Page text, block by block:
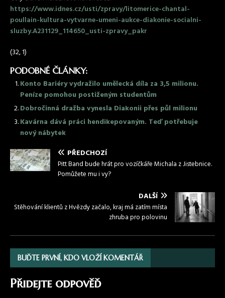
https://www.idnes.cz/usti/zpravy/litomerice-chantal-
poullain-kultura-vytvarne-umeni-aukce-diakonie-socialni-
sluzby.A231129_114650_usti-zpravy_pakr
(32, 1)
PODOBNÉ ČLÁNKY:
Konto Bariéry vydražilo umělecká díla za 3,5 milionu.
Peníze pomohou postiženým studentům
Dobročinná dražba vynesla Diakonii přes půl milionu
Kavárna dává práci hendikepovaným. Teď potřebuje
nový nábytek
PŘEDCHOZÍ
Pitt Band bude hrát pro vozíčkáře Michala z Jistebnice.
Pomůžete mu i vy?
DALŠÍ
Stěhování klientů z Hvězdy začalo, kraj má zatím místa
zhruba pro polovinu
BUĎTE PRVNÍ, KDO VLOŽÍ KOMENTÁŘ
Přidejte odpověď